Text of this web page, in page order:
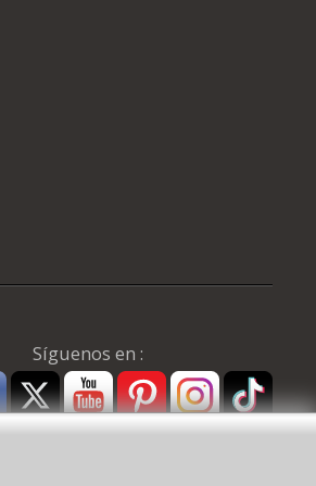
Síguenos en :